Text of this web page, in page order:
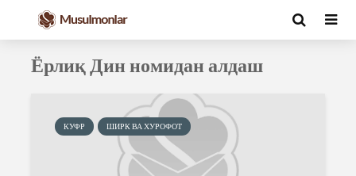
Ёрлиқ Дин номидан алдаш
КУФР ШИРК ВА ХУРОФОТ